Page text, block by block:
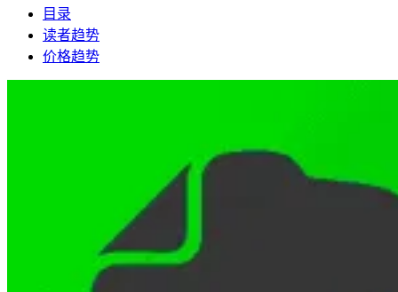
目录
读者趋势
价格趋势